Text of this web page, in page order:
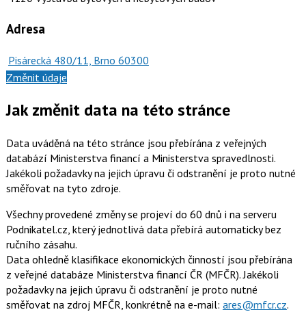
Adresa
Pisárecká 480/11, Brno 60300
Změnit údaje
Jak změnit data na této stránce
Data uváděná na této stránce jsou přebírána z veřejných
databází Ministerstva financí a Ministerstva spravedlnosti.
Jakékoli požadavky na jejich úpravu či odstranění je proto nutné
směřovat na tyto zdroje.
Všechny provedené změny se projeví do 60 dnů i na serveru
Podnikatel.cz, který jednotlivá data přebírá automaticky bez
ručního zásahu.
Data ohledně klasifikace ekonomických činností jsou přebírána
z veřejné databáze Ministerstva financí ČR (MFČR). Jakékoli
požadavky na jejich úpravu či odstranění je proto nutné
směřovat na zdroj MFČR, konkrétně na e-mail: ares@mfcr.cz.